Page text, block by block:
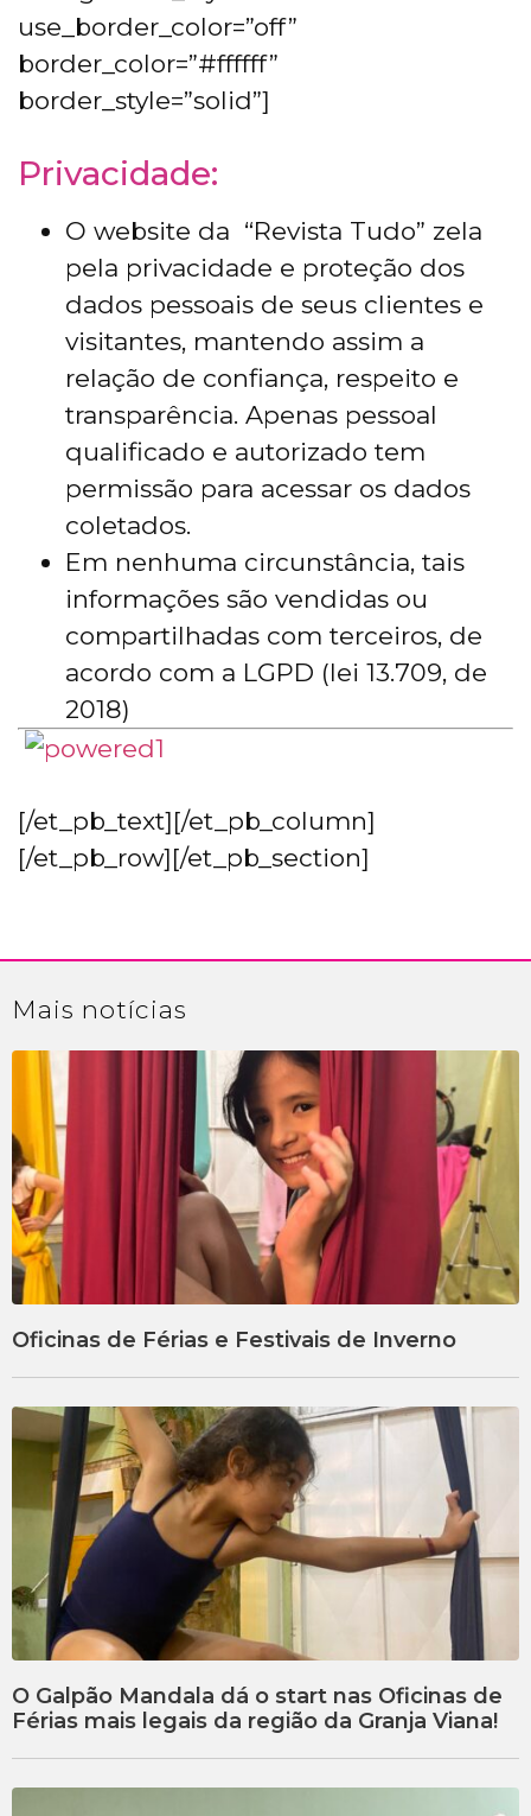
use_border_color=”off”
border_color=”#ffffff”
border_style=”solid”]
Privacidade:
O website da “Revista Tudo” zela
pela privacidade e proteção dos
dados pessoais de seus clientes e
visitantes, mantendo assim a
relação de confiança, respeito e
transparência. Apenas pessoal
qualificado e autorizado tem
permissão para acessar os dados
coletados.
Em nenhuma circunstância, tais
informações são vendidas ou
compartilhadas com terceiros, de
acordo com a LGPD (lei 13.709, de
2018)
[/et_pb_text][/et_pb_column]
[/et_pb_row][/et_pb_section]
Mais notícias
Oficinas de Férias e Festivais de Inverno
O Galpão Mandala dá o start nas Oficinas de
Férias mais legais da região da Granja Viana!